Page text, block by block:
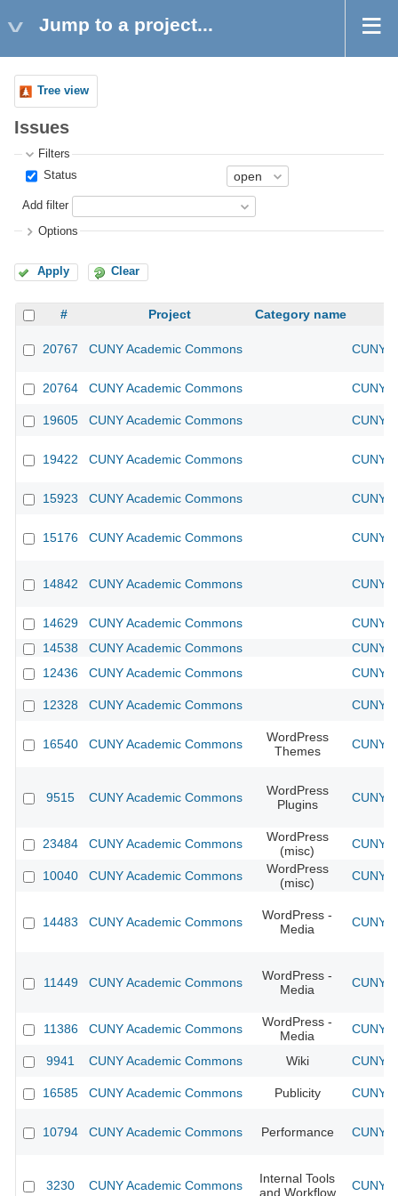
Jump to a project...
Tree view
Issues
Filters
Status
Add filter
Options
Apply Clear
# Project Category name
20767 CUNY Academic Commons CUNY
20764 CUNY Academic Commons CUNY
19605 CUNY Academic Commons CUNY
19422 CUNY Academic Commons CUNY
15923 CUNY Academic Commons CUNY
15176 CUNY Academic Commons CUNY
14842 CUNY Academic Commons CUNY
14629 CUNY Academic Commons
CUNY
14538
CUNY Academic Commons
CUNY
12436
CUNY Academic Commons CUNY
12328 CUNY Academic Commons CUNY
16540 CUNY Academic Commons
WordPress
Themes
CUNY
9515 CUNY Academic Commons
WordPress
Plugins
CUNY
23484 CUNY Academic Commons
WordPress
(misc)
CUNY
10040 CUNY Academic Commons
WordPress
(misc)
CUNY
14483 CUNY Academic Commons
WordPress -
Media
CUNY
11449 CUNY Academic Commons
WordPress -
Media
CUNY
11386 CUNY Academic Commons
WordPress -
Media
CUNY
9941 CUNY Academic Commons Wiki CUNY
16585 CUNY Academic Commons Publicity CUNY
10794 CUNY Academic Commons Performance CUNY
3230 CUNY Academic Commons
Internal Tools
and Workflow
CUNY